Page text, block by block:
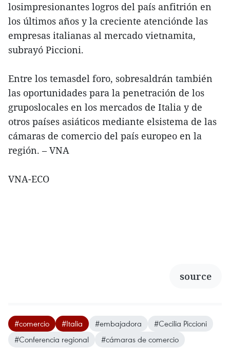
losimpresionantes logros del país anfitrión en
los últimos años y la creciente atenciónde las
empresas italianas al mercado vietnamita,
subrayó Piccioni.
Entre los temasdel foro, sobresaldrán también
las oportunidades para la penetración de los
gruposlocales en los mercados de Italia y de
otros países asiáticos mediante elsistema de las
cámaras de comercio del país europeo en la
región. – VNA
VNA-ECO
source
#comercio #Italia #embajadora
#Cecilia Piccioni
#Conferencia regional
#cámaras de comercio